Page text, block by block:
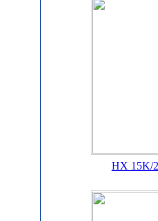
HX 15K/